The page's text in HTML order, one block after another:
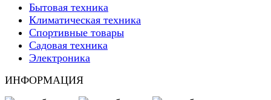
Бытовая техника
Климатическая техника
Спортивные товары
Садовая техника
Электроника
ИНФОРМАЦИЯ